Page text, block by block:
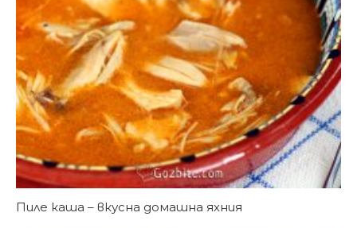
Пиле каша – вкусна домашна яхния